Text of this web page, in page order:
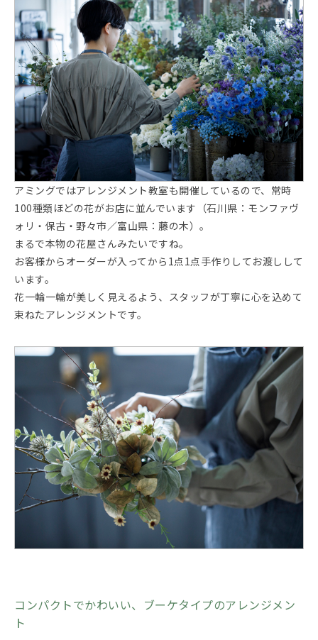
アミングではアレンジメント教室も開催しているので、常時
100種類ほどの花がお店に並んでいます（石川県：モンファヴ
ォリ・保古・野々市／富山県：藤の木）。
まるで本物の花屋さんみたいですね。
お客様からオーダーが入ってから1点1点手作りしてお渡しして
います。
花一輪一輪が美しく見えるよう、スタッフが丁寧に心を込めて
束ねたアレンジメントです。
コンパクトでかわいい、ブーケタイプのアレンジメン
ト